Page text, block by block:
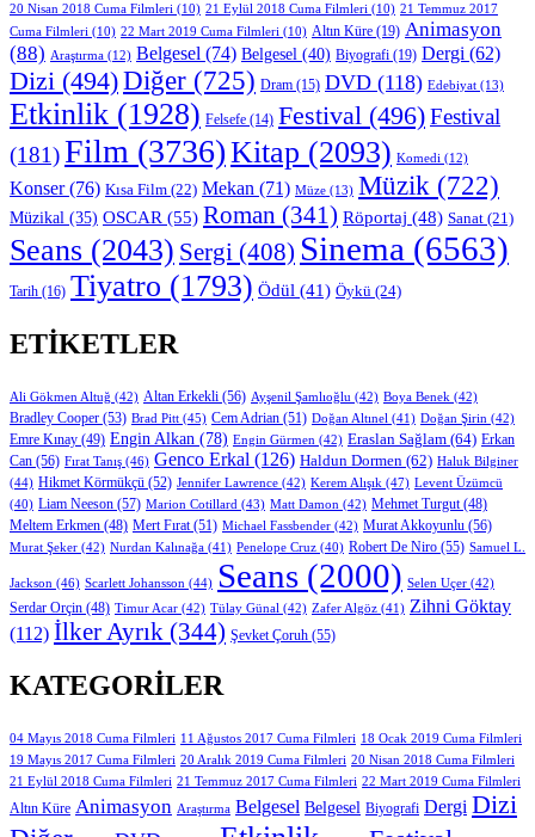
20 Nisan 2018 Cuma Filmleri (10) 21 Eylül 2018 Cuma Filmleri (10) 21 Temmuz 2017
Cuma Filmleri (10) 22 Mart 2019 Cuma Filmleri (10) Altın Küre (19) Animasyon
(88) Araştırma (12) Belgesel (74) Belgesel (40) Biyografi (19) Dergi (62)
Dizi (494)Diğer (725) Dram (15) DVD (118) Edebiyat (13)
Etkinlik (1928) Felsefe (14) Festival (496)Festival
(181)Film (3736)Kitap (2093) Komedi (12)
Konser(76) Kısa Film (22) Mekan (71) Müze (13) Müzik (722)
Müzikal (35) OSCAR (55) Roman (341) Röportaj (48) Sanat (21)
Seans (2043) Sergi (408) Sinema (6563)
Tarih (16) Tiyatro (1793) Ödül (41) Öykü (24)
ETIKETLER
Ali Gökmen Altuğ (42) Altan Erkekli (56) Ayşenil Şamlıoğlu (42) Boya Benek (42)
Bradley Cooper (53) Brad Pitt (45) Cem Adrian (51) Doğan Altınel (41) Doğan Şirin (42)
Emre Kınay (49) Engin Alkan (78) Engin Gürmen (42) Eraslan Sağlam (64) Erkan
Can (56) Fırat Tanış (46) Genco Erkal (126) Haldun Dormen (62) Haluk Bilginer
(44) Hikmet Körmükçü (52) Jennifer Lawrence (42) Kerem Alışık (47) Levent Üzümcü
(40) Liam Neeson (57) Marion Cotillard (43) Matt Damon (42) Mehmet Turgut (48)
Meltem Erkmen (48) Mert Fırat (51) Michael Fassbender (42) Murat Akkoyunlu (56)
Murat Şeker (42) Nurdan Kalınağa (41) Penelope Cruz (40) Robert De Niro (55) Samuel L.
Jackson (46) Scarlett Johansson (44) Seans (2000) Selen Uçer (42)
Serdar Orçin (48) Timur Acar (42) Tülay Günal (42) Zafer Algöz (41) Zihni Göktay
(112) İlker Ayrık (344) Şevket Çoruh (55)
KATEGORILER
04 Mayıs 2018 Cuma Filmleri 11 Ağustos 2017 Cuma Filmleri 18 Ocak 2019 Cuma Filmleri
19 Mayıs 2017 Cuma Filmleri 20 Aralık 2019 Cuma Filmleri 20 Nisan 2018 Cuma Filmleri
21 Eylül 2018 Cuma Filmleri 21 Temmuz 2017 Cuma Filmleri 22 Mart 2019 Cuma Filmleri
Altın Küre Animasyon Araştırma Belgesel Belgesel Biyografi Dergi Dizi